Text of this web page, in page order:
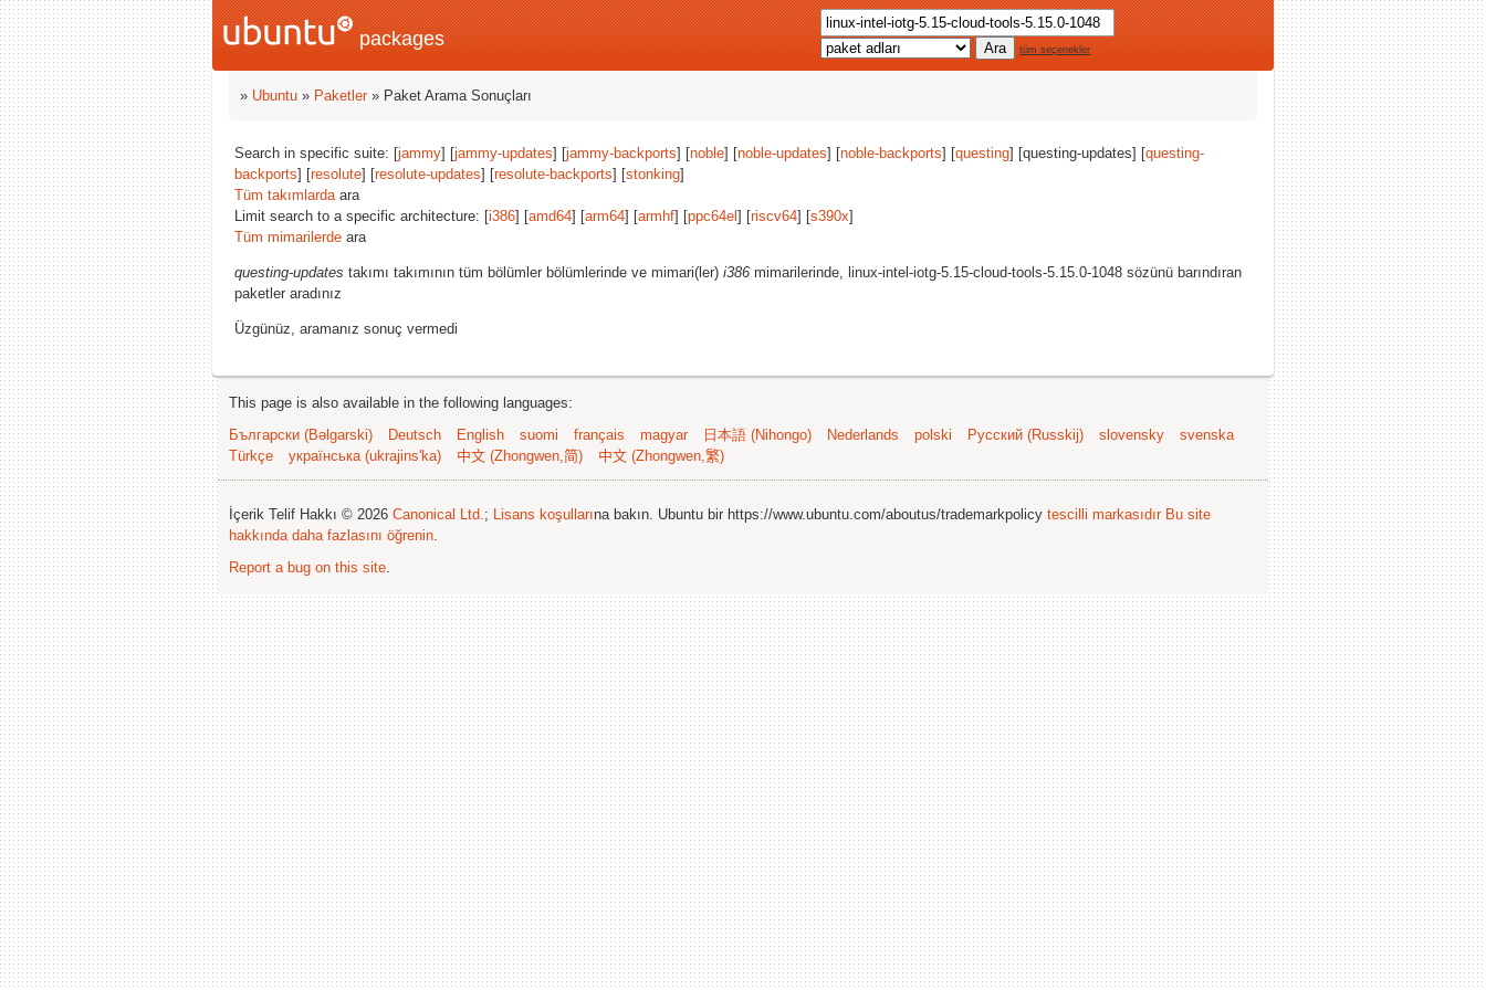
packages tüm seçenekler
» Ubuntu » Paketler» Paket Arama Sonuçları
Search in specific suite: [jammy] [jammy-updates] [jammy-backports] [noble] [noble-updates] [noble-backports] [questing] [questing-updates] [questing-
backports] [resolute] [resolute-updates] [resolute-backports] [stonking]
Tüm takımlardaara
Limit search to a specific architecture: [i386] [amd64] [arm64] [armhf] [ppc64el ] [riscv64] [s390x]
Tüm mimarilerde ara
questing-updates takımı takımının tüm bölümler bölümlerinde ve mimari(ler) i386 mimarilerinde, linux-intel-iotg-5.15-cloud-tools-5.15.0-1048 sözünü barındıran
paketler aradınız
Üzgünüz, aramanız sonuç vermedi
This page is also available in the following languages:
Български (Bəlgarski)
Deutsch English suomi français magyar 日本語 (Nihongo) Nederlands polski Русский (Russkij) slovensky
svenska
Türkçe
українська (ukrajins'ka) 中文 (Zhongwen,简) 中文 (Zhongwen,繁)
İçerik Telif Hakkı © 2026 Canonical Ltd.; Lisans koşullarına bakın. Ubuntu bir https://www.ubuntu.com/aboutus/trademarkpolicy tescilli markasıdır Bu site
hakkında daha fazlasını öğrenin.
Report a bug on this site.